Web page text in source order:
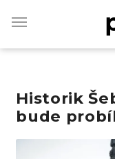
main
Historik
bude
Obrázek
Vyhledávejte